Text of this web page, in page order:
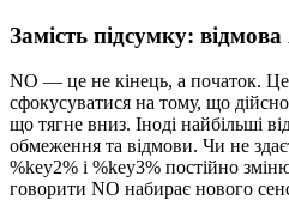
Замість підсумку:
NO — це не кінець, а початок.
сфокусуватися на тому, що
що тягне вниз. Іноді найбільші
обмеження та відмови. Чи не
%key2% і %key3% постійно
говорити NO набирає нового